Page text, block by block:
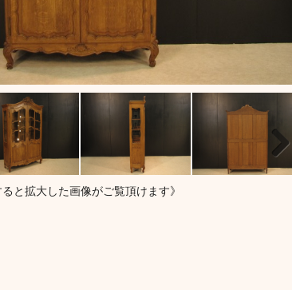
Next
と拡大した画像がご覧頂けます》